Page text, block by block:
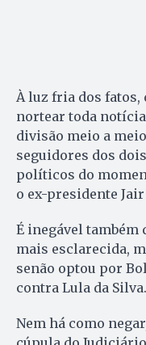
À luz fria dos fatos,
nortear toda
divisão meio a
seguidores dos
políticos do
o ex-presidente
É inegável também
mais esclarecida,
senão optou por
contra Lula da Silva.
Nem há como